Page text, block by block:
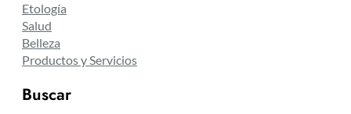
Etología
Salud
Belleza
Productos y Servicios
Buscar